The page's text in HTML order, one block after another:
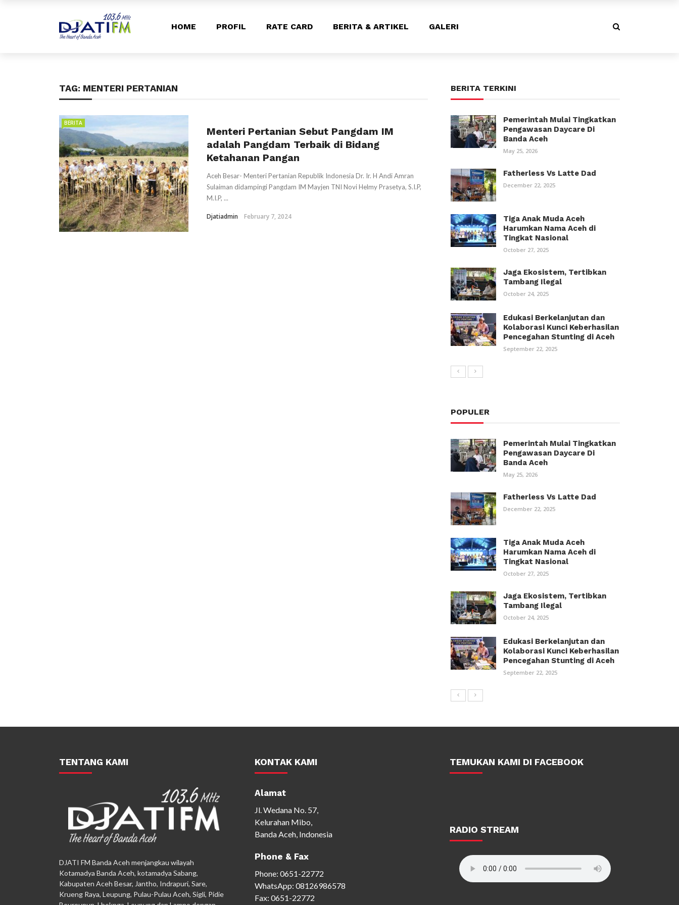
HOME PROFIL RATE CARD BERITA & ARTIKEL GALERI
TAG: MENTERI PERTANIAN
BERITA
Menteri Pertanian Sebut Pangdam IM
adalah Pangdam Terbaik di Bidang
Ketahanan Pangan
Aceh Besar- Menteri Pertanian Republik Indonesia Dr. Ir. H Andi Amran
Sulaiman didampingi Pangdam IM Mayjen TNI Novi Helmy Prasetya, S.I.P,
M.I.P, ...
Djatiadmin February 7, 2024
BERITA TERKINI
Pemerintah Mulai Tingkatkan
Pengawasan Daycare Di
Banda Aceh
May 25, 2026
Fatherless Vs Latte Dad
December 22, 2025
Tiga Anak Muda Aceh
Harumkan Nama Aceh di
Tingkat Nasional
October 27, 2025
Jaga Ekosistem, Tertibkan
Tambang Ilegal
October 24, 2025
Edukasi Berkelanjutan dan
Kolaborasi Kunci Keberhasilan
Pencegahan Stunting di Aceh
September 22, 2025
POPULER
Pemerintah Mulai Tingkatkan
Pengawasan Daycare Di
Banda Aceh
May 25, 2026
Fatherless Vs Latte Dad
December 22, 2025
Tiga Anak Muda Aceh
Harumkan Nama Aceh di
Tingkat Nasional
October 27, 2025
Jaga Ekosistem, Tertibkan
Tambang Ilegal
October 24, 2025
Edukasi Berkelanjutan dan
Kolaborasi Kunci Keberhasilan
Pencegahan Stunting di Aceh
September 22, 2025
TENTANG KAMI
DJATI FM Banda Aceh menjangkau wilayah
Kotamadya Banda Aceh, kotamadya Sabang,
Kabupaten Aceh Besar, Jantho, Indrapuri, Sare,
Krueng Raya, Leupung, Pulau-Pulau Aceh, Sigli, Pidie
KONTAK KAMI
Alamat
Jl. Wedana No. 57,
Kelurahan Mibo,
Banda Aceh, Indonesia
Phone & Fax
Phone: 0651-22772
WhatsApp: 08126986578
Fax: 0651-22772
TEMUKAN KAMI DI FACEBOOK
RADIO STREAM